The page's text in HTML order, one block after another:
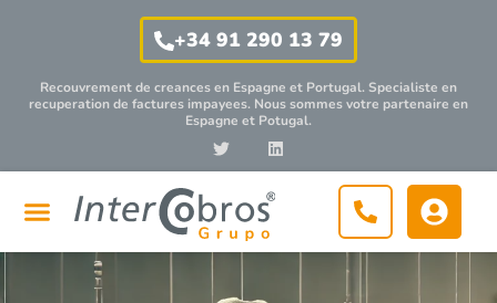
+34 91 290 13 79
Recouvrement de creances en Espagne et Portugal. Specialiste en
recuperation de factures impayees. Nous sommes votre partenaire en
Espagne et Potugal.